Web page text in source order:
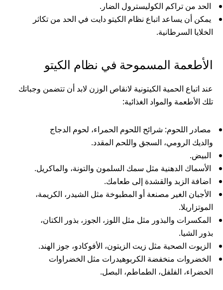
الحد من تراكم الكوليسترول الضار.
يمكن أن يساعد اتباع نظام الكيتو دايت في الحد من تكاثر
الخلايا السرطانية.
الأطعمة المسموحة في نظام الكيتو
عند اتباع الحمية الكيتونية لانقاص الوزن لابد أن تتضمن وجباتك
تلك الأطعمة والمواد الغذائية:
مصادر اللحوم: شرائح اللحوم الحمراء، لحوم الدجاج
والديك الرومي، السجق واللحم المقدد.
البيض.
الأسماك الدهنية مثل سمك السلمون والتونة، والماكريل.
اضافة الزبد والقشدة إلى طعامك.
الأجبان الغير مصنعة أو المطبوخة مثل الشيدر، الكريمة،
الموتزاريلا.
المكسرات والبذور مثل مثل اللوز، الجوز، بذور الكتان،
بذور الشيا.
الزيوت الصحية مثل زيت الزيتون، الأفوكادو، جوز الهند.
الخضروات منخفضة الكربوهيدرات مثل الخضراوات
الخضراء، الفلفل، الطماطم، البصل.